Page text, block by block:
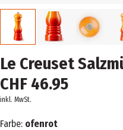
Le Creuset
CHF 46.95
inkl. MwSt.
Farbe: ofenrot